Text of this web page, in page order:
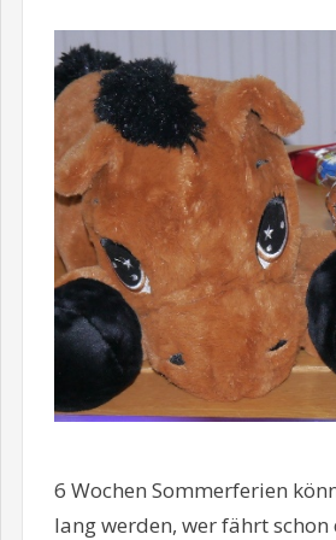
6 Wochen Sommerferien
lang werden, wer fährt schon